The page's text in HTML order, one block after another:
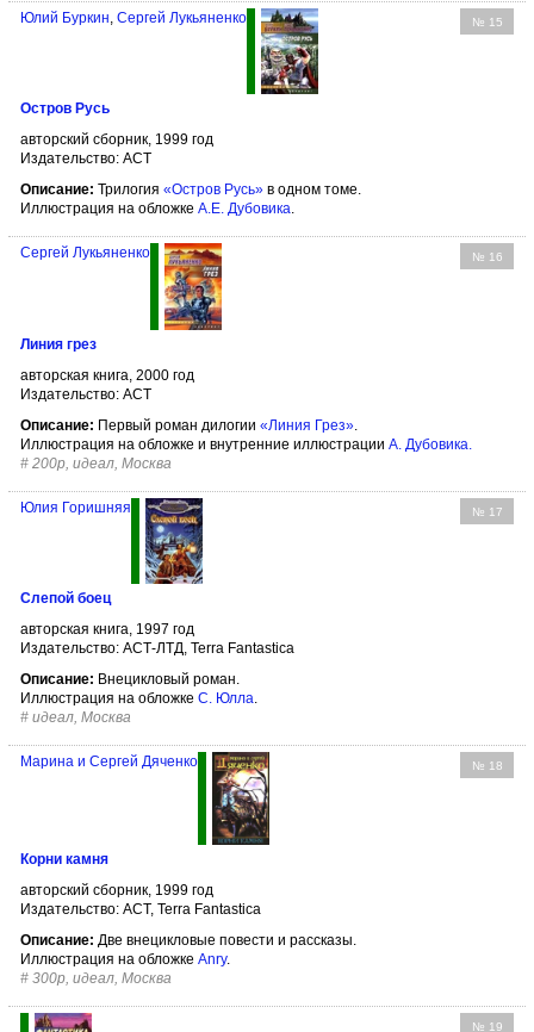
№ 15
Юлий Буркин, Сергей Лукьяненко
Остров Русь
авторский сборник, 1999 год
Издательство: АСТ
Описание: Трилогия «Остров Русь» в одном томе.
Иллюстрация на обложке А.Е. Дубовика.
№ 16
Сергей Лукьяненко
Линия грез
авторская книга, 2000 год
Издательство: АСТ
Описание: Первый роман дилогии «Линия Грез».
Иллюстрация на обложке и внутренние иллюстрации А. Дубовика.
# 200р, идеал, Москва
№ 17
Юлия Горишняя
Слепой боец
авторская книга, 1997 год
Издательство: АСТ-ЛТД, Terra Fantastica
Описание: Внецикловый роман.
Иллюстрация на обложке С. Юлла.
# идеал, Москва
№ 18
Марина и Сергей Дяченко
Корни камня
авторский сборник, 1999 год
Издательство: АСТ, Terra Fantastica
Описание: Две внецикловые повести и рассказы.
Иллюстрация на обложке Anry.
# 300р, идеал, Москва
№ 19